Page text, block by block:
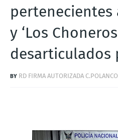
pertenecientes
y ‘Los
desarticulados
RD FIRMA AUTORIZADA C.POLANCO